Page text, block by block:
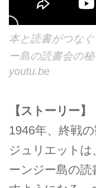
本と読書がつな
ー島の読書会の
youtu.be
【ストーリー】
1946年、終戦
ジュリエットは
ーンジー島の読